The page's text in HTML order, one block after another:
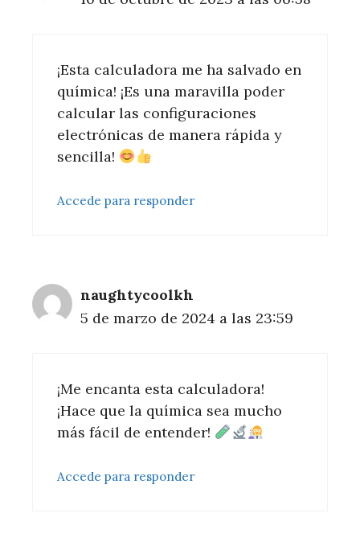
¡Esta calculadora me ha salvado en
química! ¡Es una maravilla poder
calcular las configuraciones
electrónicas de manera rápida y
sencilla!
Accede para responder
naughtycoolkh
5 de marzo de 2024 a las 23:59
¡Me encanta esta calculadora!
¡Hace que la química sea mucho
más fácil de entender!
Accede para responder